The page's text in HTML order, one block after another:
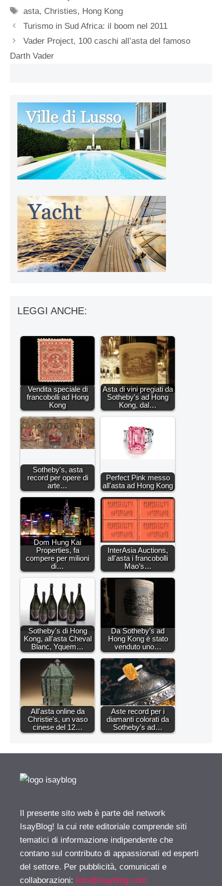
Tag
asta, Christies, Hong Kong
Turismo in Sud Africa: il boom nel 2011
Vader Project, 100 caschi all’asta del famoso
Darth Vader
LEGGI ANCHE:
Vendita speciale di
francobolli ad Hong
Kong
Asta di vini pregiati da
Sotheby's ad Hong
Kong, dal…
Sotheby's, asta
record per opere di
arte…
Perfect Pink messo
all'asta ad Hong Kong
Dom Hung Kai
Properties, fa
compere per milioni
di…
InterAsia Auctions,
all'asta i francobolli
Mao’s…
Sotheby's di Hong
Kong, all'asta Cheval
Blanc, Yquem…
Da Sotheby’s ad
Hong Kong è stato
venduto uno…
All'asta online da
Christie's, un vaso
cinese del 12…
Aste record per i
diamanti colorati da
Sotheby's ad…
Il presente sito web è parte del network
IsayBlog! la cui rete editoriale comprende siti
tematici di informazione indipendente che
contano sul contributo di appassionati ed esperti
del settore. Per pubblicità, comunicati e
collaborazioni: info@isayblog.com